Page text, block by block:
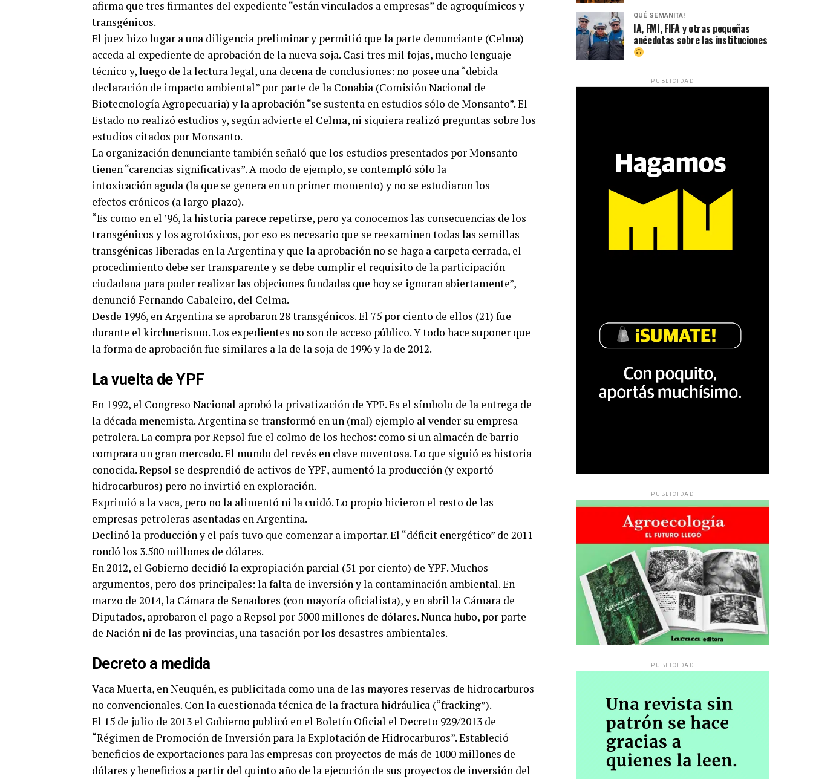
afirma que tres firmantes del expediente “están vinculados a empresas” de agroquímicos y
transgénicos.
El juez hizo lugar a una diligencia preliminar y permitió que la parte denunciante (Celma)
acceda al expediente de aprobación de la nueva soja. Casi tres mil fojas, mucho lenguaje
técnico y, luego de la lectura legal, una decena de conclusiones: no posee una “debida
declaración de impacto ambiental” por parte de la Conabia (Comisión Nacional de
Biotecnología Agropecuaria) y la aprobación “se sustenta en estudios sólo de Monsanto”. El
Estado no realizó estudios y, según advierte el Celma, ni siquiera realizó preguntas sobre los
estudios citados por Monsanto.
La organización denunciante también señaló que los estudios presentados por Monsanto
tienen “carencias significativas”. A modo de ejemplo, se contempló sólo la
intoxicación aguda (la que se genera en un primer momento) y no se estudiaron los
efectos crónicos (a largo plazo).
“Es como en el ’96, la historia parece repetirse, pero ya conocemos las consecuencias de los
transgénicos y los agrotóxicos, por eso es necesario que se reexaminen todas las semillas
transgénicas liberadas en la Argentina y que la aprobación no se haga a carpeta cerrada, el
procedimiento debe ser transparente y se debe cumplir el requisito de la participación
ciudadana para poder realizar las objeciones fundadas que hoy se ignoran abiertamente”,
denunció Fernando Cabaleiro, del Celma.
Desde 1996, en Argentina se aprobaron 28 transgénicos. El 75 por ciento de ellos (21) fue
durante el kirchnerismo. Los expedientes no son de acceso público. Y todo hace suponer que
la forma de aprobación fue similares a la de la soja de 1996 y la de 2012.
La vuelta de YPF
En 1992, el Congreso Nacional aprobó la privatización de YPF. Es el símbolo de la entrega de
la década menemista. Argentina se transformó en un (mal) ejemplo al vender su empresa
petrolera. La compra por Repsol fue el colmo de los hechos: como si un almacén de barrio
comprara un gran mercado. El mundo del revés en clave noventosa. Lo que siguió es historia
conocida. Repsol se desprendió de activos de YPF, aumentó la producción (y exportó
hidrocarburos) pero no invirtió en exploración.
Exprimió a la vaca, pero no la alimentó ni la cuidó. Lo propio hicieron el resto de las
empresas petroleras asentadas en Argentina.
Declinó la producción y el país tuvo que comenzar a importar. El “déficit energético” de 2011
rondó los 3.500 millones de dólares.
En 2012, el Gobierno decidió la expropiación parcial (51 por ciento) de YPF. Muchos
argumentos, pero dos principales: la falta de inversión y la contaminación ambiental. En
marzo de 2014, la Cámara de Senadores (con mayoría oficialista), y en abril la Cámara de
Diputados, aprobaron el pago a Repsol por 5000 millones de dólares. Nunca hubo, por parte
de Nación ni de las provincias, una tasación por los desastres ambientales.
Decreto a medida
Vaca Muerta, en Neuquén, es publicitada como una de las mayores reservas de hidrocarburos
no convencionales. Con la cuestionada técnica de la fractura hidráulica (“fracking”).
El 15 de julio de 2013 el Gobierno publicó en el Boletín Oficial el Decreto 929/2013 de
“Régimen de Promoción de Inversión para la Explotación de Hidrocarburos”. Estableció
beneficios de exportaciones para las empresas con proyectos de más de 1000 millones de
dólares y beneficios a partir del quinto año de la ejecución de sus proyectos de inversión del
QUÉ SEMANITA!
IA, FMI, FIFA y otras pequeñas
anécdotas sobre las instituciones
PUBLICIDAD
PUBLICIDAD
PUBLICIDAD